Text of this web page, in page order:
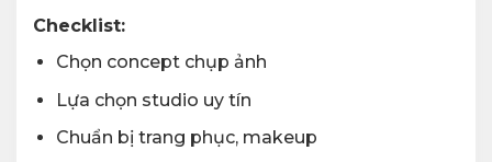
Checklist:
Chọn concept chụp ảnh
Lựa chọn studio uy tín
Chuẩn bị trang phục, makeup